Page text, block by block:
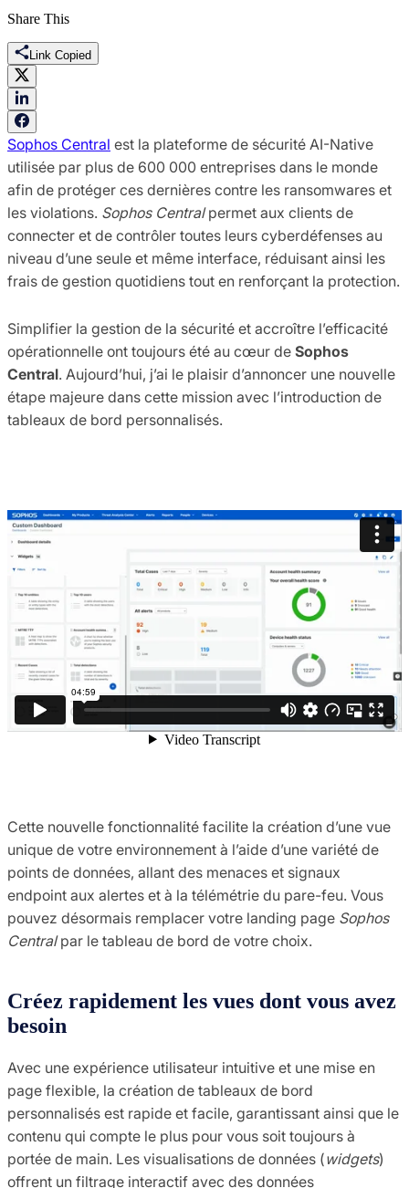
Share This
Link Copied
Sophos Central est la plateforme de sécurité AI-Native
utilisée par plus de 600 000 entreprises dans le monde
afin de protéger ces dernières contre les ransomwares et
les violations. Sophos Centralpermet aux clients de
connecter et de contrôler toutes leurs cyberdéfenses au
niveau d’une seule et même interface, réduisant ainsi les
frais de gestion quotidiens tout en renforçant la protection.
Simplifier la gestion de la sécurité et accroître l’efficacité
opérationnelle ont toujours été au cœur de Sophos
Central. Aujourd’hui, j’ai le plaisir d’annoncer une nouvelle
étape majeure dans cette mission avec l’introduction de
tableaux de bord personnalisés.
Cette nouvelle fonctionnalité facilite la création d’une vue
unique de votre environnement à l’aide d’une variété de
points de données, allant des menaces et signaux
endpoint aux alertes et à la télémétrie du pare-feu. Vous
pouvez désormais remplacer votre landing page Sophos
Centralpar le tableau de bord de votre choix.
Créez rapidement les vues dont vous avez
besoin
Avec une expérience utilisateur intuitive et une mise en
page flexible, la création de tableaux de bord
personnalisés est rapide et facile, garantissant ainsi que le
contenu qui compte le plus pour vous soit toujours à
portée de main. Les visualisations de données (widgets)
offrent un filtrage interactif avec des données